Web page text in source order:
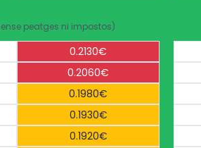
peatges ni impostos)
0.2130€
0.2060€
0.1980€
0.1930€
0.1920€